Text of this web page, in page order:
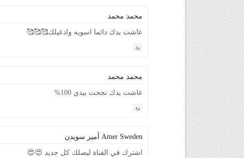
محمد محمد
عاشت يدك دائما اسويه وادعيلك🥰🥰🥰
رد
محمد محمد
عاشت يدك نجحت بيدي 100%
رد
Amer Sweden أمير سويدن
اشترك في القناة ليصلك كل جديد 😍😍